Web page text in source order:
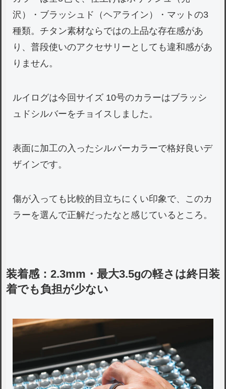
沢）・ブラッシュド（ヘアライン）・マットの3
種類。チタン素材ならではの上品な存在感があ
り、普段使いのアクセサリーとしても違和感があ
りません。
ルイログは今回サイズ 10号のカラーはブラッシ
ュドシルバーをチョイスしました。
表面に加工の入ったシルバーカラーで格好良いデ
ザインです。
傷が入っても比較的目立ちにくい印象で、このカ
ラーを選んで正解だったなと感じているところ。
装着感：2.3mm・最大3.5gの軽さは終日装
着でも負担が少ない